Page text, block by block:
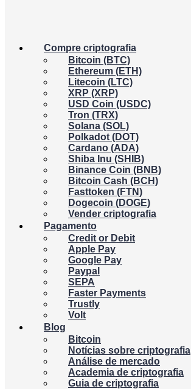
Compre criptografia
Bitcoin (BTC)
Ethereum (ETH)
Litecoin (LTC)
XRP (XRP)
USD Coin (USDC)
Tron (TRX)
Solana (SOL)
Polkadot (DOT)
Cardano (ADA)
Shiba Inu (SHIB)
Binance Coin (BNB)
Bitcoin Cash (BCH)
Fasttoken (FTN)
Dogecoin (DOGE)
Vender criptografia
Pagamento
Credit or Debit
Apple Pay
Google Pay
Paypal
SEPA
Faster Payments
Trustly
Volt
Blog
Bitcoin
Notícias sobre criptografia
Análise de mercado
Academia de criptografia
Guia de criptografia